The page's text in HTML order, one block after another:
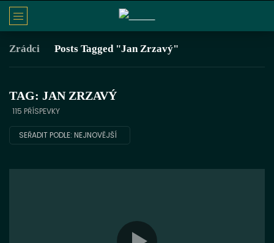
Zrádci Posts Tagged "Jan Zrzavý"
TAG: JAN ZRZAVÝ
115 PŘÍSPEVKY
SEŘADIT PODLE: NEJNOVĚJŠÍ